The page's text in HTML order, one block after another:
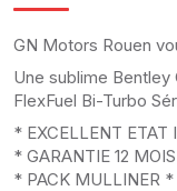
GN Motors Rouen
Une sublime Bentley
FlexFuel Bi-Turbo
* EXCELLENT ETAT
* GARANTIE 12
* PACK MULLINER *